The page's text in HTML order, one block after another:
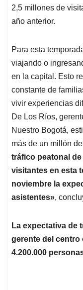
2,5 millones de
año anterior.
Para esta
viajando o
en la capital. Esto
constante de
vivir experiencias
De Los Ríos,
Nuestro Bogotá,
más de un millón
tráfico peatonal
visitantes en esta
noviembre la
asistentes»,
La expectativa de
gerente del centro
4.200.000